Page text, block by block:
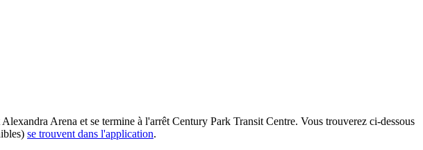
Arena et se termine à l'arrêt Century Park Transit Centre. Vous trouverez ci-dessous
se trouvent dans l'application.